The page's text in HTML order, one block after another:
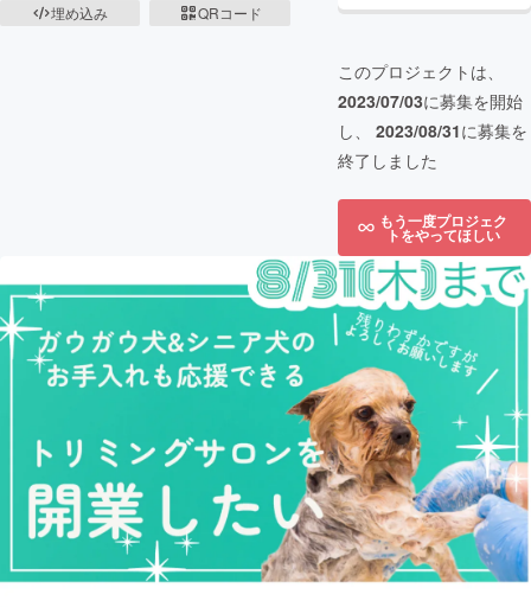
埋め込み
QRコード
このプロジェクトは、
2023/07/03に募集を開始
し、 2023/08/31に募集を
終了しました
もう一度プロジェク
トをやってほしい